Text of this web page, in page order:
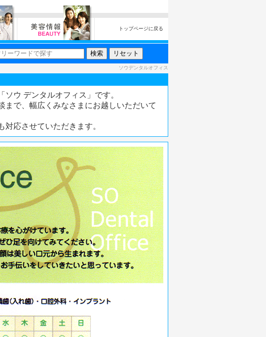
トップページに戻る
ソウデンタルオフィス
ウ デンタルオフィス」です。
まで、幅広くみなさまにお越しいただいて
応させていただきます。